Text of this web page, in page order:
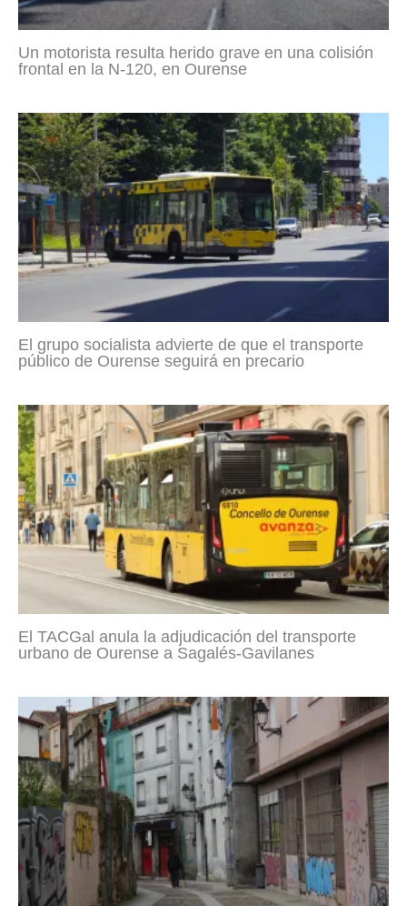
Un motorista resulta herido grave en una colisión
frontal en la N-120, en Ourense
El grupo socialista advierte de que el transporte
público de Ourense seguirá en precario
El TACGal anula la adjudicación del transporte
urbano de Ourense a Sagalés-Gavilanes